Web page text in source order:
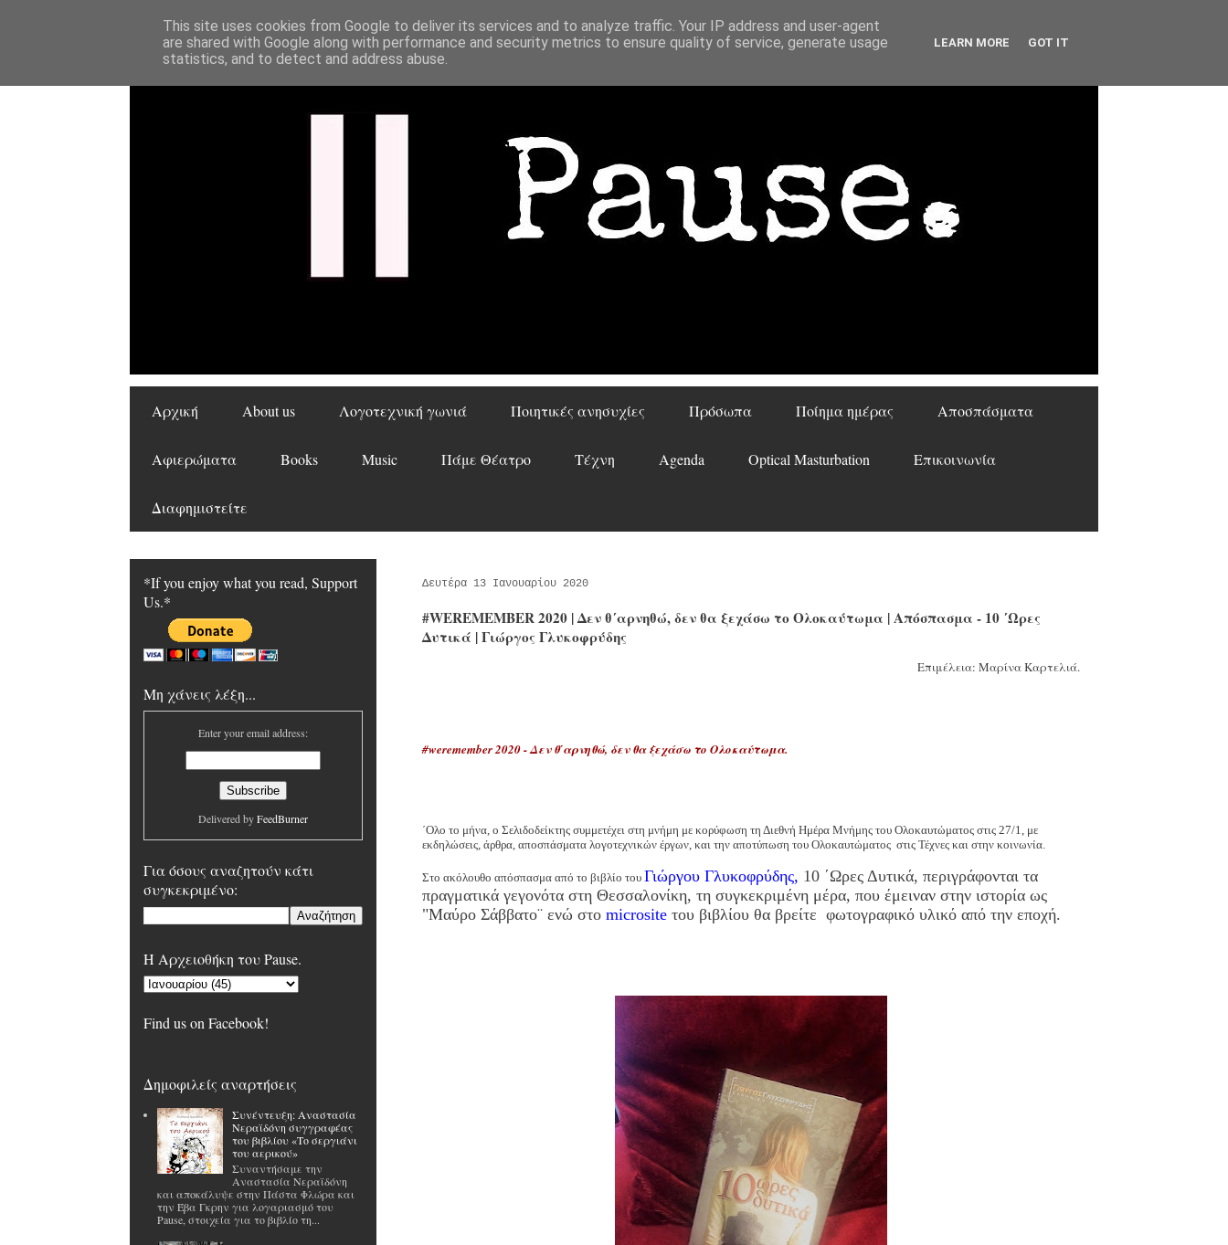
Αρχική About us Λογοτεχνική γωνιά Ποιητικές ανησυχίες Πρόσωπα Ποίημα ημέρας Αποσπάσματα
Αφιερώματα Books Music Πάμε Θέατρο Τέχνη Agenda Optical Masturbation Επικοινωνία
Διαφημιστείτε
Δευτέρα 13 Ιανουαρίου 2020
#WEREMEMBER 2020 | Δεν θ΄αρνηθώ, δεν θα ξεχάσω το Ολοκαύτωμα | Απόσπασμα - 10 ΄Ωρες
Δυτικά | Γιώργος Γλυκοφρύδης
Επιμέλεια: Μαρίνα Καρτελιά.
#weremember 2020 - Δεν θ΄αρνηθώ, δεν θα ξεχάσω το Ολοκαύτωμα.
΄Ολο το μήνα, ο Σελιδοδείκτης συμμετέχει στη μνήμη με κορύφωση τη Διεθνή Ημέρα Μνήμης του Ολοκαυτώματος στις 27/1, με
εκδηλώσεις, άρθρα, αποσπάσματα λογοτεχνικών έργων, και την αποτύπωση του Ολοκαυτώματος στις Τέχνες και στην κοινωνία.
Στο ακόλουθο απόσπασμα από το βιβλίο του Γιώργου Γλυκοφρύδης, 10 ΄Ωρες Δυτικά, περιγράφονται τα
πραγματικά γεγονότα στη Θεσσαλονίκη, τη συγκεκριμένη μέρα, που έμειναν στην ιστορία ως
"Μαύρο Σάββατο¨ ενώ στο microsite του βιβλίου θα βρείτε φωτογραφικό υλικό από την εποχή.
*If you enjoy what you read, Support
Us.*
Μη χάνεις λέξη...
Enter your email address:
Delivered byFeedBurner
Για όσους αναζητούν κάτι
συγκεκριμένο:
H Αρχειοθήκη του Pause.
Find us on Facebook!
Δημοφιλείς αναρτήσεις
Συνέντευξη: Αναστασία
Νεραϊδόνη συγγραφέας
του βιβλίου «Το σεργιάνι
του αερικού»
Συναντήσαμε την
Αναστασία Νεραϊδόνη
και αποκάλυψε στην Πάστα Φλώρα και
την Έβα Γκρην για λογαριασμό του
Pause, στοιχεία για το βιβλίο τη...
This site uses cookies from Google to deliver its services and to analyze traffic. Your IP address and user-agent
are shared with Google along with performance and security metrics to ensure quality of service, generate usage
statistics, and to detect and address abuse.
LEARN MORE GOT IT